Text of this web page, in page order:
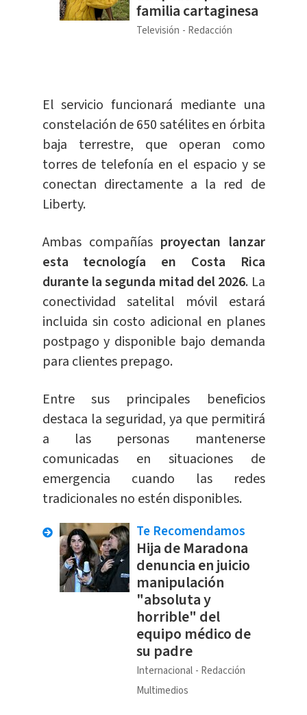
familia cartaginesa
Televisión Redacción
El servicio funcionará mediante una
constelación de 650 satélites en órbita
baja terrestre, que operan como
torres de telefonía en el espacio y se
conectan directamente a la red de
Liberty.
Ambas compañíasproyectan lanzar
esta tecnología en Costa Rica
durante la segunda mitad del 2026. La
conectividad satelital móvil estará
incluida sin costo adicional en planes
postpago y disponible bajo demanda
para clientes prepago.
Entre sus principales beneficios
destaca la seguridad, ya que permitirá
a las personas mantenerse
comunicadas en situaciones de
emergencia cuando las redes
tradicionales no estén disponibles.
Te Recomendamos
Hija de Maradona
denuncia en juicio
manipulación
"absoluta y
horrible" del
equipo médico de
su padre
Internacional
Redacción
Multimedios